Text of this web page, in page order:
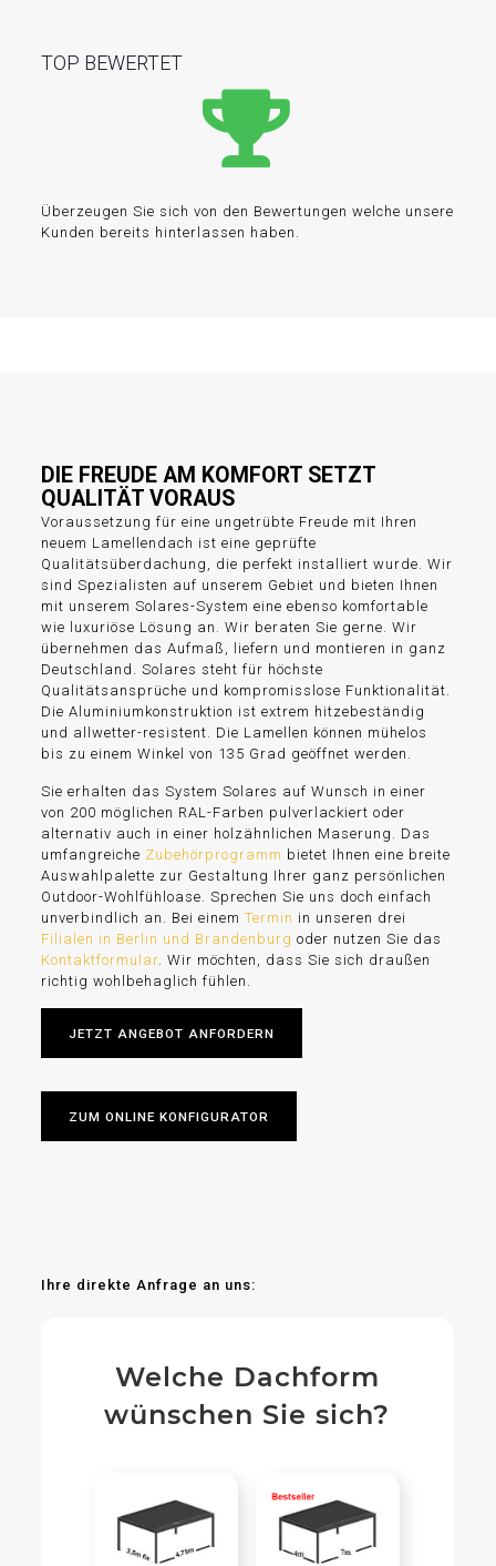
TOP BEWERTET
Überzeugen Sie sich von den Bewertungen welche unsere
Kunden bereits hinterlassen haben.
DIE FREUDE AM KOMFORT SETZT
QUALITÄT VORAUS
Voraussetzung für eine ungetrübte Freude mit Ihren
neuem Lamellendach ist eine geprüfte
Qualitätsüberdachung, die perfekt installiert wurde. Wir
sind Spezialisten auf unserem Gebiet und bieten Ihnen
mit unserem Solares-System eine ebenso komfortable
wie luxuriöse Lösung an. Wir beraten Sie gerne. Wir
übernehmen das Aufmaß, liefern und montieren in ganz
Deutschland. Solares steht für höchste
Qualitätsansprüche und kompromisslose Funktionalität.
Die Aluminiumkonstruktion ist extrem hitzebeständig
und allwetter-resistent. Die Lamellen können mühelos
bis zu einem Winkel von 135 Grad geöffnet werden.
Sie erhalten das System Solares auf Wunsch in einer
von 200 möglichen RAL-Farben pulverlackiert oder
alternativ auch in einer holzähnlichen Maserung. Das
umfangreiche Zubehörprogramm bietet Ihnen eine breite
Auswahlpalette zur Gestaltung Ihrer ganz persönlichen
Outdoor-Wohlfühloase. Sprechen Sie uns doch einfach
unverbindlich an. Bei einem Termin in unseren drei
Filialen in Berlin und Brandenburg oder nutzen Sie das
Kontaktformular. Wir möchten, dass Sie sich draußen
richtig wohlbehaglich fühlen.
JETZT ANGEBOT ANFORDERN
ZUM ONLINE KONFIGURATOR
Ihre direkte Anfrage an uns:
Welche Dachform
wünschen Sie sich?